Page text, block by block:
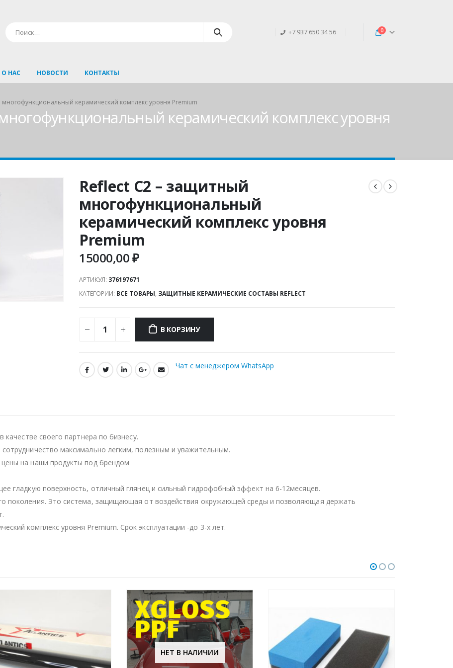
+7 937 650 34 56 0
О НАС НОВОСТИ КОНТАКТЫ
многофункциональный керамический комплекс уровня Premium
керамический комплекс уровня
Reflect C2 – защитный
многофункциональный
керамический комплекс уровня
Premium
15000,00₽
АРТИКУЛ: 376197671
КАТЕГОРИИ: ВСЕ ТОВАРЫ, ЗАЩИТНЫЕ КЕРАМИЧЕСКИЕ СОСТАВЫ REFLECT
В КОРЗИНУ
Чат с менеджером WhatsApp
своего партнера по бизнесу.
максимально легким, полезным и уважительным.
на наши продукты под брендом
гладкую поверхность, отличный глянец и сильный гидрофобный эффект на 6-12месяцев.
поколения. Это система, защищающая от воздействия окружающей среды и позволяющая держать
комплекс уровня Premium. Срок эксплуатации -до 3-х лет.
НЕТ В НАЛИЧИИ